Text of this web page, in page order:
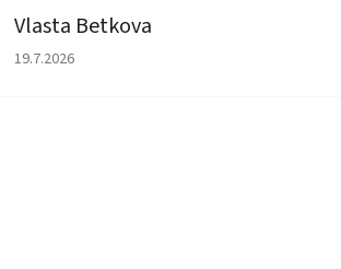
Vlasta Betkova
Hodnotenie obchodu je 5 z 5 hviezdičiek.
19.7.2026